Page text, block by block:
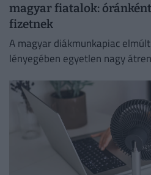
magyar fiatalok:
fizetnek
A magyar diákmunkapiac
lényegében egyetlen nagy